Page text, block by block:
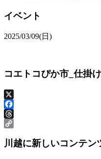
イベント
2025/03/09(日)
コエトコぴか市_仕掛
X
Facebook
Threads
Link
川越に新しいコンテン